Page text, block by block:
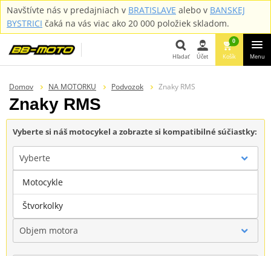
Navštívte nás v predajniach v BRATISLAVE alebo v BANSKEJ
BYSTRICI čaká na vás viac ako 20 000 položiek skladom.
Hľadať Účet
0
Košík Menu
Domov NA MOTORKU Podvozok Znaky RMS
Znaky RMS
Vyberte si náš motocykel a zobrazte si kompatibilné súčiastky:
Vyberte
Značka
Objem motora
Motocykle
Štvorkolky